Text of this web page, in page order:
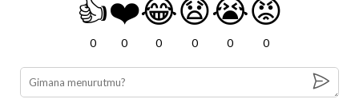
👍
0
❤️
0
😂
0
😧
0
😭
0
😡
0